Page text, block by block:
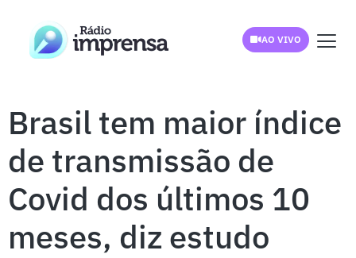
AO VIVO
Brasil tem maior índice
de transmissão de
Covid dos últimos 10
meses, diz estudo